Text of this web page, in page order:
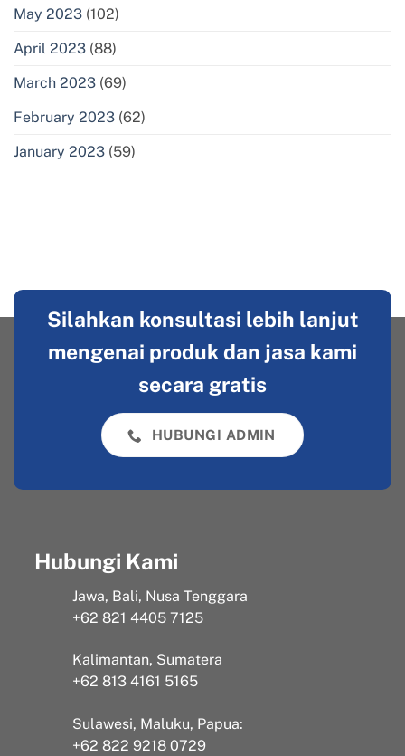
May 2023 (102)
April 2023 (88)
March 2023 (69)
February 2023 (62)
January 2023 (59)
Silahkan konsultasi lebih lanjut
mengenai produk dan jasa kami
secara gratis
HUBUNGI ADMIN
Hubungi Kami
Jawa, Bali, Nusa Tenggara
+62 821 4405 7125
Kalimantan, Sumatera
+62 813 4161 5165
Sulawesi, Maluku, Papua:
+62 822 9218 0729